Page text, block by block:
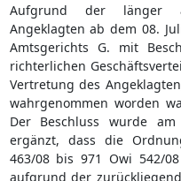
Aufgrund der länger
Angeklagten ab dem 08.
Amtsgerichts G. mit
richterlichen
Vertretung des
wahrgenommen worden
Der Beschluss wurde
ergänzt, dass die
463/08 bis 971 Owi 542/
aufgrund der